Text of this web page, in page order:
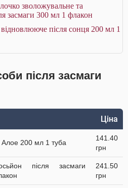
зволожувальне та
засмаги 300 мл 1 флакон
після сонця 200 мл 1
після засмаги
Ціна
Алое 200 мл 1 туба
141.40
грн
після засмаги
241.50
грн